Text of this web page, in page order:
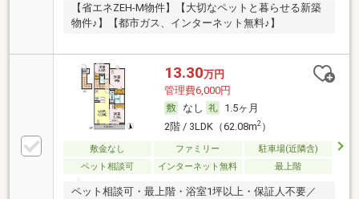
【省エネZEH-M物件】【大切なペットと暮らせる新築
物件♪】【都市ガス、インターネット無料♪】
13.30万円
管理費6,000円
なし
1.5ヶ月
2階 / 3LDK（62.08m2）
敷金なし ファミリー
駐車場(近隣含)
ペット相談可
インターネット無料 最上階
ペット相談可・最上階・浴室1坪以上・保証人不要／